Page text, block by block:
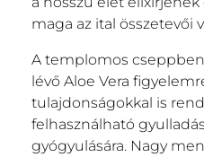
maga az ital összetevői
A templomos
lévő Aloe Vera
tulajdonságokkal is
felhasználható
gyógyulására. Nagy